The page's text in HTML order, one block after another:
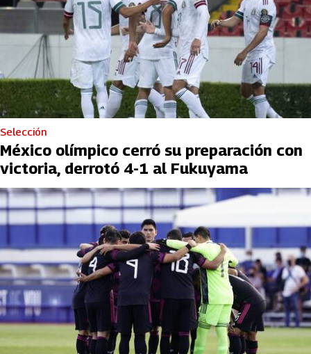
Selección
México olímpico cerró su preparación con
victoria, derrotó 4-1 al Fukuyama